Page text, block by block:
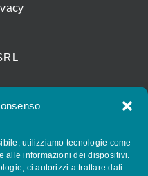
utilizziamo tecnologie come
alle informazioni dei dispositivi.
ci autorizzi a trattare dati